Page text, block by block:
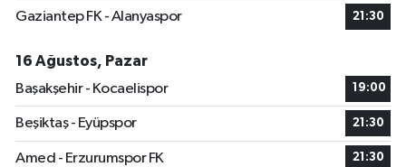
Gaziantep FK - Alanyaspor 21:30
16 Ağustos, Pazar
Başakşehir - Kocaelispor
19:00
Beşiktaş - Eyüpspor 21:30
Amed - Erzurumspor FK 21:30